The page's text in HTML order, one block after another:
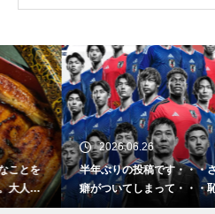
2026.06.26
半年ぶりの投稿です・・・さぼり
癖がついてしまって・・・恥ずか
しぃ～ (〃ﾉωﾉ)